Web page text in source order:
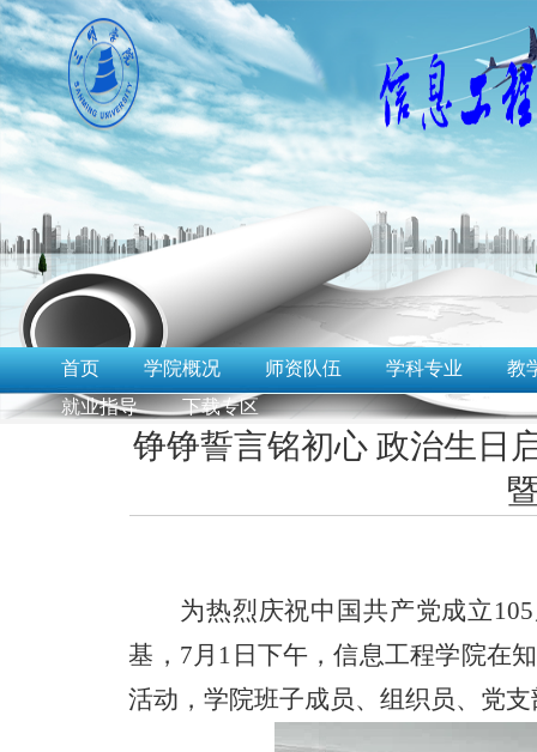
首页 学院概况 师资队伍 学科专业
教
就业指导
下载专区
铮铮誓言铭初心 政治生
为热烈庆祝中国共产党成立
基，7月1日下午，信息工程学院在
活动，学院班子成员、组织员、党